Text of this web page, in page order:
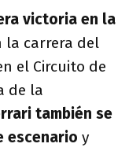
victoria en la
la carrera del
el Circuito de
de la
también se
escenario y